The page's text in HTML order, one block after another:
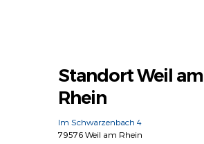
Standort Weil am
Rhein
Im Schwarzenbach 4
79576 Weil am Rhein